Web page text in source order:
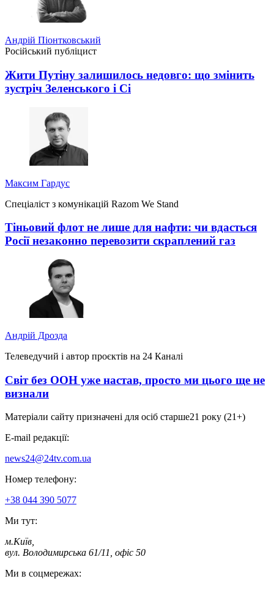
Андрій Піонтковський
Російський публіцист
Жити Путіну залишилось недовго: що змінить
зустріч Зеленського і Сі
Максим Гардус
Спеціаліст з комунікацій Razom We Stand
Тіньовий флот не лише для нафти: чи вдасться
Росії незаконно перевозити скраплений газ
Андрій Дрозда
Телеведучий і автор проєктів на 24 Каналі
Світ без ООН уже настав, просто ми цього ще не
визнали
Матеріали сайту призначені для осіб старше21 року (21+)
E-mail редакції:
news24@24tv.com.ua
Номер телефону:
+38 044 390 5077
Ми тут:
м.Київ,
вул. Володимирська 61/11, офіс 50
Ми в соцмережах: